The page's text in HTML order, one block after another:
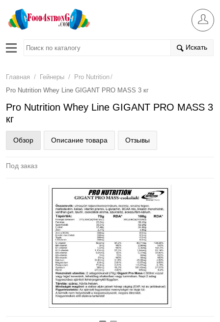
Искать
Главная / Гейнеры / Pro Nutrition/
Pro Nutrition Whey Line GIGANT PRO MASS 3 кг
Pro Nutrition Whey Line GIGANT PRO MASS 3
кг
Обзор Описание товара Отзывы
Под заказ